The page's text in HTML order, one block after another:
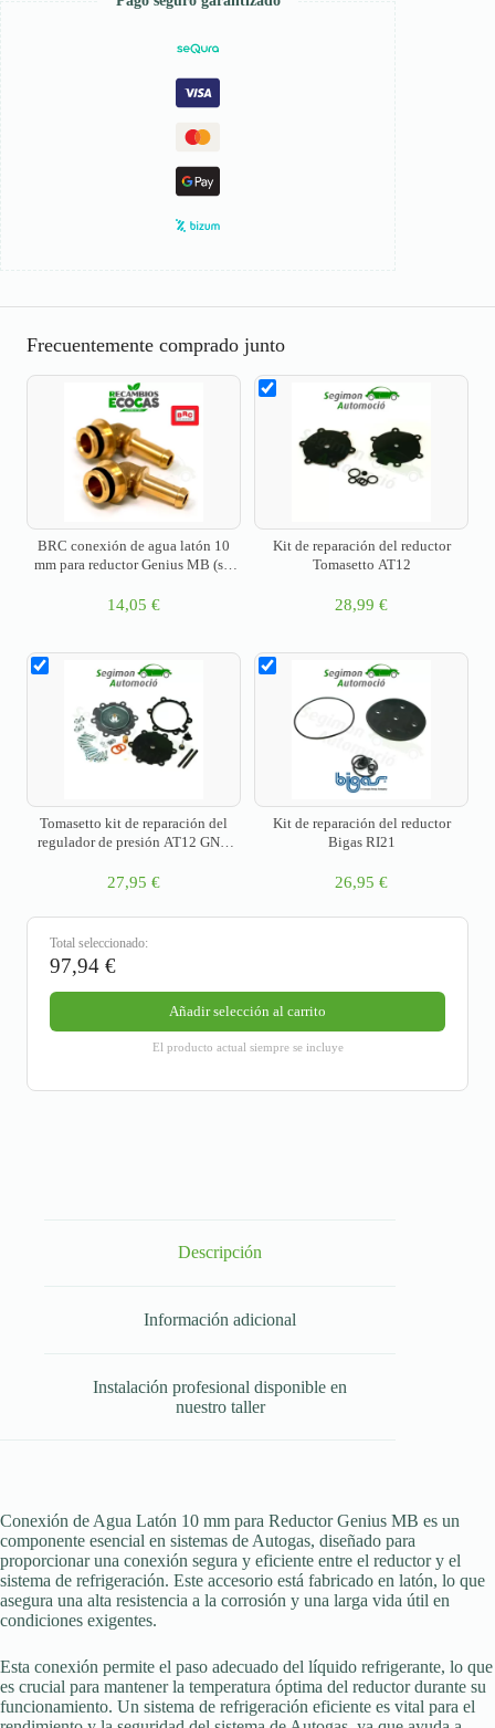
Frecuentemente comprado junto
BRC conexión de agua latón 10
mm para reductor Genius MB (set
14,05 €
Kit de reparación del reductor
Tomasetto AT12
28,99 €
Tomasetto kit de reparación del
regulador de presión AT12 GNC
27,95 €
Kit de reparación del reductor
Bigas RI21
26,95 €
Total seleccionado:
97,94 €
Añadir selección al carrito
El producto actual siempre se incluye
Descripción
Información adicional
Instalación profesional disponible en
nuestro taller
Conexión de Agua Latón 10 mm para Reductor Genius MB es un
componente esencial en sistemas de Autogas, diseñado para
proporcionar una conexión segura y eficiente entre el reductor y el
sistema de refrigeración. Este accesorio está fabricado en latón, lo que
asegura una alta resistencia a la corrosión y una larga vida útil en
condiciones exigentes.
Esta conexión permite el paso adecuado del líquido refrigerante, lo que
es crucial para mantener la temperatura óptima del reductor durante su
funcionamiento. Un sistema de refrigeración eficiente es vital para el